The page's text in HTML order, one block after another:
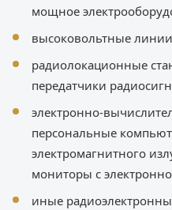
мощное
высоковольтные линии
радиолокационные
передатчики
электронно-
персональные
электромагнитного
мониторы с
иные